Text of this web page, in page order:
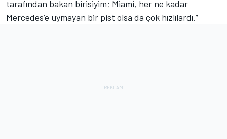
tarafından bakan birisiyim; Miami, her ne kadar
Mercedes’e uymayan bir pist olsa da çok hızlılardı.”